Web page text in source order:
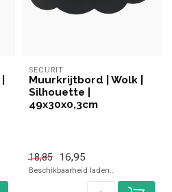
SECURIT
Muurkrijtbord | Wolk |
Silhouette |
49x30x0,3cm
18,85 16,95
Beschikbaarheid laden..